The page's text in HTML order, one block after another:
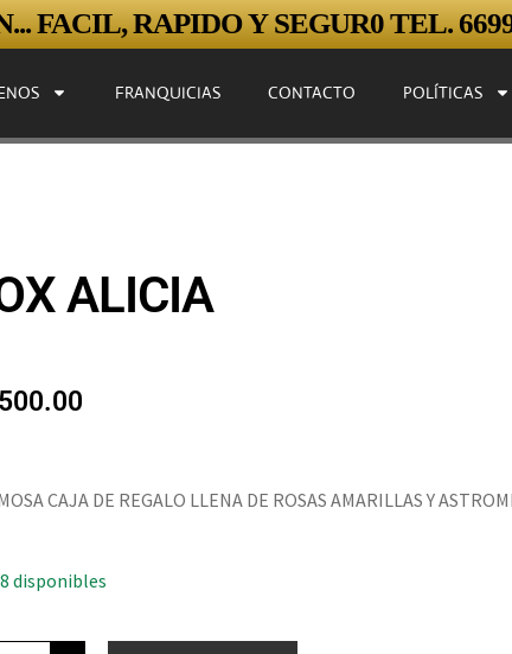
FACIL, RAPIDO Y SEGUR0 TEL.
FRANQUICIAS CONTACTO POLÍTICAS
ALICIA
CAJA DE REGALO LLENA DE ROSAS AMARILLAS Y
disponibles